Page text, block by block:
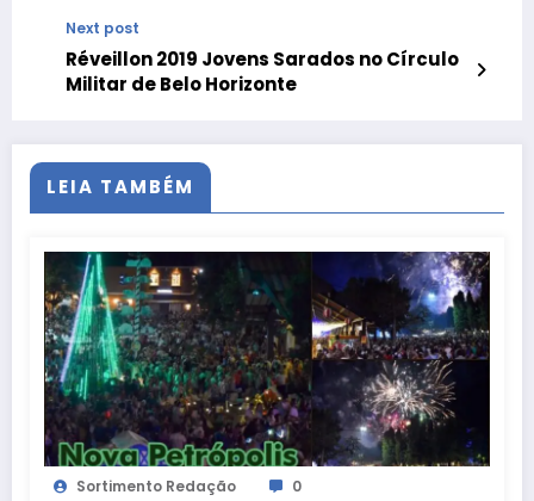
Next post
Réveillon 2019 Jovens Sarados no Círculo
Militar de Belo Horizonte
LEIA TAMBÉM
Sortimento Redação 0